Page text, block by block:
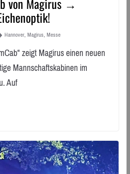
von Magirus →
Hannover, Magirus, Messe
zeigt Magirus einen neuen
Mannschaftskabinen im
Auf